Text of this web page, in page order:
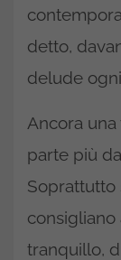
detto,
delude
Ancora
parte più
Soprattutto
tranquillo,